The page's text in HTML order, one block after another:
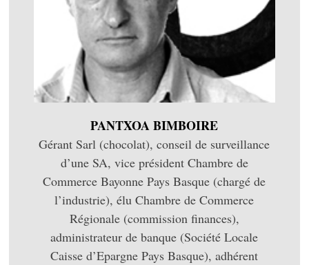
PANTXOA BIMBOIRE
Gérant Sarl (chocolat), conseil de surveillance
d’une SA, vice président Chambre de
Commerce Bayonne Pays Basque (chargé de
l’industrie), élu Chambre de Commerce
Régionale (commission finances),
administrateur de banque (Société Locale
Caisse d’Epargne Pays Basque), adhérent